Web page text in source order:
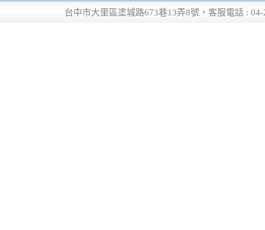
台中市大里區塗城路673巷13弄8號，客服電話 : 04-